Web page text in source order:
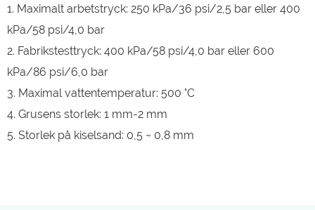
1. Maximalt arbetstryck: 250 kPa/36 psi/2,5 bar eller 400
kPa/58 psi/4,0 bar
2. Fabrikstesttryck: 400 kPa/58 psi/4,0 bar eller 600
kPa/86 psi/6,0 bar
3. Maximal vattentemperatur: 500 °C
4. Grusens storlek: 1 mm-2 mm
5. Storlek på kiselsand: 0,5 ~ 0,8 mm